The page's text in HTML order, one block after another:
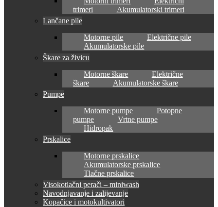
trimeri
Akumulatorski trimeri
Lančane pile
Motorne pile
Električne pile
Akumulatorske pile
Škare za živicu
Motorne škare
Električne
škare
Akumulatorske škare
Pumpe
Motorne pumpe
Potopne
pumpe
Vrtne pumpe
Hidropak
Prskalice
Motorne prskalice
Akumulatorske prskalice
Tlačne prskalice
Visokotlačni perači – miniwash
Navodnjavanje i zalijevanje
Kopačice i motokultivatori